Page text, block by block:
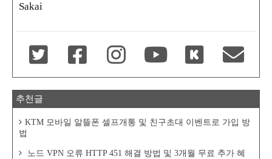
Sakai
추천글
KTM 모바일 알뜰폰 셀프개통 및 친구초대 이벤트로 가입 방
법
노드 VPN 오류 HTTP 451 해결 방법 및 3개월 무료 추가 혜